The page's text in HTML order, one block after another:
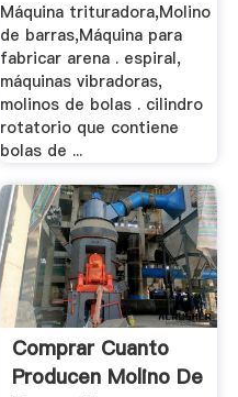
Máquina trituradora,Molino
de barras,Máquina para
fabricar arena . espiral,
máquinas vibradoras,
molinos de bolas . cilindro
rotatorio que contiene
bolas de ...
Comprar Cuanto
Producen Molino De